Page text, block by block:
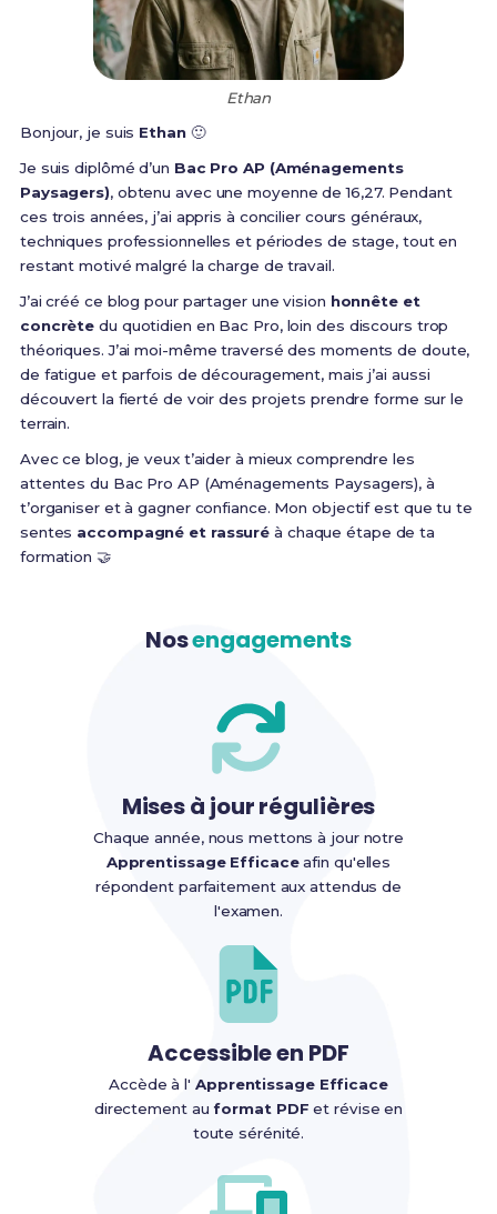
Ethan
Bonjour, je suis Ethan🙂
Je suis diplômé d’un Bac Pro AP (Aménagements
Paysagers), obtenu avec une moyenne de 16,27. Pendant
ces trois années, j’ai appris à concilier cours généraux,
techniques professionnelles et périodes de stage, tout en
restant motivé malgré la charge de travail.
J’ai créé ce blog pour partager une vision honnête et
concrète du quotidien en Bac Pro, loin des discours trop
théoriques. J’ai moi-même traversé des moments de doute,
de fatigue et parfois de découragement, mais j’ai aussi
découvert la fierté de voir des projets prendre forme sur le
terrain.
Avec ce blog, je veux t’aider à mieux comprendre les
attentes du Bac Pro AP (Aménagements Paysagers), à
t’organiser et à gagner confiance. Mon objectif est que tu te
sentes accompagné et rassuré à chaque étape de ta
formation 🤝
Nosengagements
Mises à jour régulières
Chaque année, nous mettons à jour notre
Apprentissage Efficaceafin qu'elles
répondent parfaitement aux attendus de
l'examen.
Accessible en PDF
Accède à l' Apprentissage Efficace
directement auformat PDF et révise en
toute sérénité.